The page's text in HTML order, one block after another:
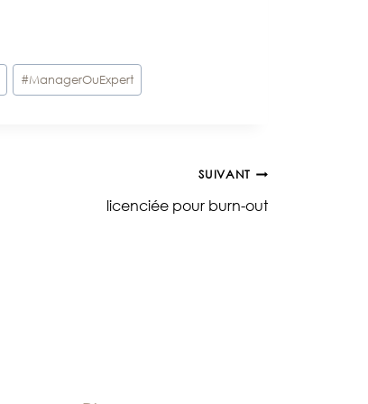
#ManagerOuExpert
SUIVANT
licenciée pour burn-out